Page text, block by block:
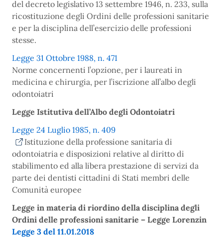
del decreto legislativo 13 settembre 1946, n. 233, sulla
ricostituzione degli Ordini delle professioni sanitarie
e per la disciplina dell’esercizio delle professioni
stesse.
Legge 31 Ottobre 1988, n. 471
Norme concernenti l’opzione, per i laureati in
medicina e chirurgia, per l’iscrizione all’albo degli
odontoiatri
Legge Istitutiva dell’Albo degli Odontoiatri
Legge 24 Luglio 1985, n. 409
Istituzione della professione sanitaria di
odontoiatria e disposizioni relative al diritto di
stabilimento ed alla libera prestazione di servizi da
parte dei dentisti cittadini di Stati membri delle
Comunità europee
Legge in materia di riordino della disciplina degli
Ordini delle professioni sanitarie – Legge Lorenzin
Legge 3 del 11.01.2018